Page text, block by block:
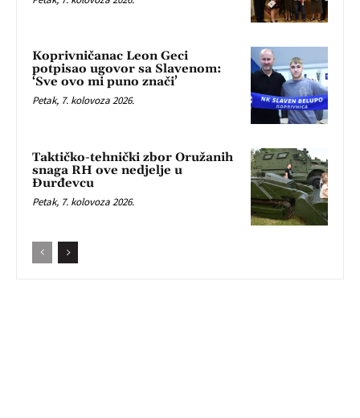
Koprivničanac Leon Geci
potpisao ugovor sa Slavenom:
‘Sve ovo mi puno znači’
Petak, 7. kolovoza 2026.
Taktičko-tehnički zbor Oružanih
snaga RH ove nedjelje u
Đurđevcu
Petak, 7. kolovoza 2026.